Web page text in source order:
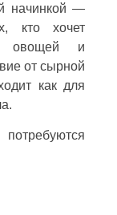
начинкой —
кто хочет
овощей и
от сырной
как для